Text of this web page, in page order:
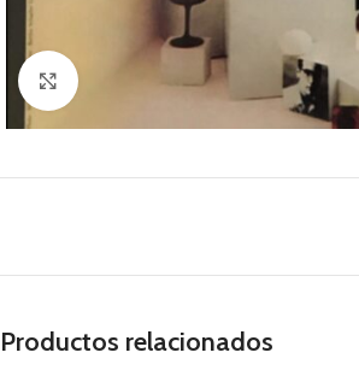
Productos relacionados